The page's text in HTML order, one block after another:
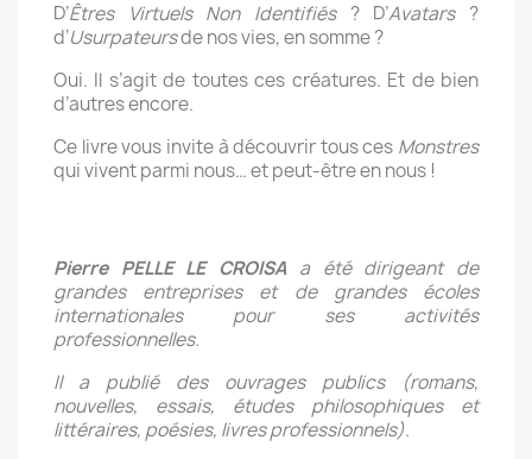
D’Êtres Virtuels Non Identifiés ? D’Avatars ?
d’Usurpateursde nos vies, en somme ?
Oui. Il s’agit de toutes ces créatures. Et de bien
d’autres encore.
Ce livre vous invite à découvrir tous ces Monstres
qui vivent parmi nous… et peut-être en nous !
Pierre PELLE LE CROISA a été dirigeant de
grandes entreprises et de grandes écoles
internationales pour ses activités
professionnelles.
Il a publié des ouvrages publics (romans,
nouvelles, essais, études philosophiques et
littéraires, poésies, livres professionnels).